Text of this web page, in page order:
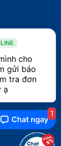
cho
gửi báo
tra đơn
ạ
1